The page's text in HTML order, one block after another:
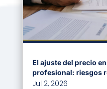
El ajuste del precio
profesional: riesgos
Jul 2, 2026